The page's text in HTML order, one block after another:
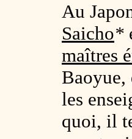
Au
Saicho*
maîtres
Baoyue,
les
quoi, il